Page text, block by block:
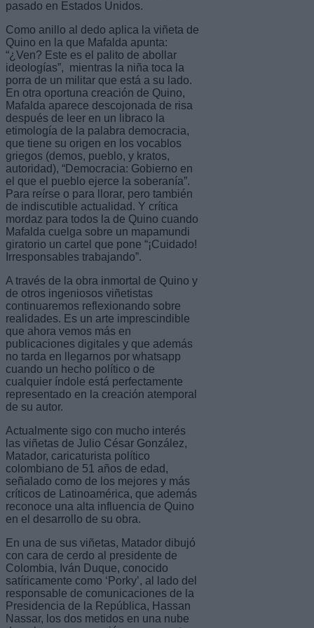
pasado en Estados Unidos.
Como anillo al dedo aplica la viñeta de
Quino en la que Mafalda apunta:
“¿Ven? Este es el palito de abollar
ideologías”, mientras la niña toca la
porra de un militar que está a su lado.
En otra oportuna creación de Quino,
Mafalda aparece descojonada de risa
después de leer en un libraco la
etimología de la palabra democracia,
que tiene su origen en los vocablos
griegos (demos, pueblo, y kratos,
autoridad), “Democracia: Gobierno en
el que el pueblo ejerce la soberanía”.
Para reírse o para llorar, pero también
de indiscutible actualidad. Y crítica
mordaz para todos la de Quino cuando
Mafalda cuelga sobre un mapamundi
giratorio un cartel que pone “¡Cuidado!
Irresponsables trabajando”.
A través de la obra inmortal de Quino y
de otros ingeniosos viñetistas
continuaremos reflexionando sobre
realidades. Es un arte imprescindible
que ahora vemos más en
publicaciones digitales y que además
no tarda en llegarnos por whatsapp
cuando un hecho político o de
cualquier índole está perfectamente
representado en la creación atemporal
de su autor.
Actualmente sigo con mucho interés
las viñetas de Julio César González,
Matador, caricaturista político
colombiano de 51 años de edad,
señalado como de los mejores y más
críticos de Latinoamérica, que además
reconoce una alta influencia de Quino
en el desarrollo de su obra.
En una de sus viñetas, Matador dibujó
con cara de cerdo al presidente de
Colombia, Iván Duque, conocido
satíricamente como ‘Porky’, al lado del
responsable de comunicaciones de la
Presidencia de la República, Hassan
Nassar, los dos metidos en una nube